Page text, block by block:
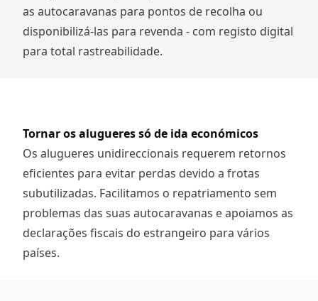
as autocaravanas para pontos de recolha ou
disponibilizá-las para revenda - com registo digital
para total rastreabilidade.
Tornar os alugueres só de ida económicos
Os alugueres unidireccionais requerem retornos
eficientes para evitar perdas devido a frotas
subutilizadas. Facilitamos o repatriamento sem
problemas das suas autocaravanas e apoiamos as
declarações fiscais do estrangeiro para vários
países.